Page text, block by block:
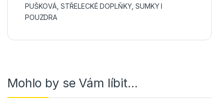
PUŠKOVÁ STŘELECKÉ DOPLŇKY,SUMKY I
POUZDRA
Mohlo by se Vám líbit…